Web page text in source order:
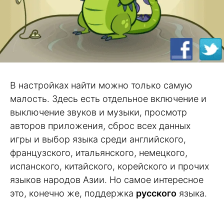
В настройках найти можно только самую
малость. Здесь есть отдельное включение и
выключение звуков и музыки, просмотр
авторов приложения, сброс всех данных
игры и выбор языка среди английского,
французского, итальянского, немецкого,
испанского, китайского, корейского и прочих
языков народов Азии. Но самое интересное
это, конечно же, поддержка русского языка.